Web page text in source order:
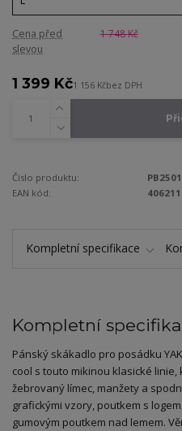
Cena před
slevou
1 748 Kč
1 399 Kč1 156 Kčbez DPH
Číslo produktu:
EAN kód:
Kompletní specifikace
Kompletní
Pánský skákadlo pro posádku
cool s touto mikinou klasické
žebrovaný límec, manžety a
grafickými vzory, poutkem s
gumovým poutkem nad lemem.